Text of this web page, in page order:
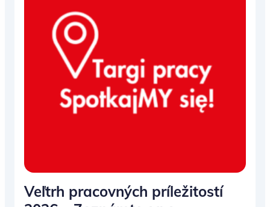
Veľtrh pracovných príležitostí